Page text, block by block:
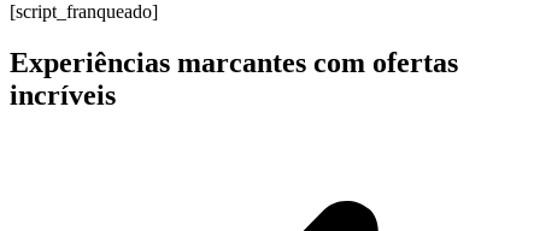
[script_franqueado]
Experiências marcantes com ofertas
incríveis